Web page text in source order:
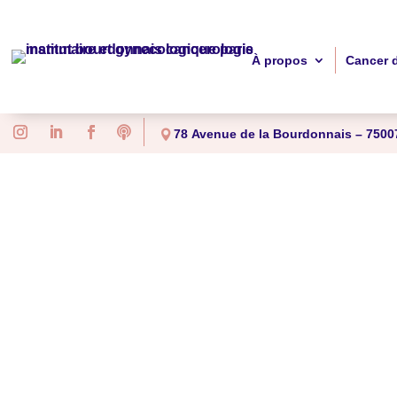
À propos Cancer
 78 Avenue de la Bourdonnais –